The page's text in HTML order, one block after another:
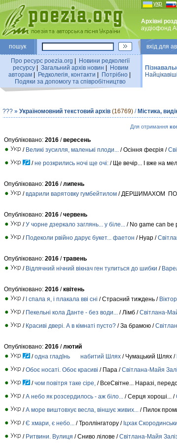
укр
Архівні
аудiофонд
пошук вхiд для
Про ресурс poezia.org
Новини редколегiї
ресурсу| Загальний архiв новин
Новим
авторам
Редколегiя, контакти Потрiбно
Подяки за допомогу та співробітництво
??? » Україномовний текстовий архів (16769) / Містика,
Для отримання
Опубліковано: 2016 /вересень
/ Великі зусилля, маленькі плоди... / Осіння феєрія /
/не розкрились ночі ще очі: / Ще вечiр... I вже на
Опубліковано: 2016 /липень
/вдарили варятовку гумбейтилом / ДЕРШИМАХОМ
Опубліковано: 2016 /червень
/У чорне дзеркало заглянь... у біле... / No game can be
/ Подеколи рвійно дарує букет... фаетон / Нуар /
Опубліковано: 2016 /травень
/ Відлячний нічний вікнач ген тулиться до шибки /
Опубліковано: 2016 /квітень
/ І спала я, і плакала вві сні / Страсний тиждень /
/ Пекельні кола Данте - без води... / Лімб /Свiтлана-
/ Красиві двері. А в кімнаті пусто? / За брамою /
Опубліковано: 2016 /лютий
/одна гладІнь набитий Шлях / Чумацький Шлях /
/Обоє носаті. Обоє красиві / Пара /Свiтлана-Майя
/чом повітря таке сіре, / ВсеСвiтне... Наразi,
/А небо як розсердилось - аж біло... / Серця хороші... /
/А море виштовхує весла, віншує живих... / Пилок
/Є хмари, є небо... / Троллінгатору / Іцхак
/ Ритвини. Вулиця / Сниво лілове /Свiтлана-Майя